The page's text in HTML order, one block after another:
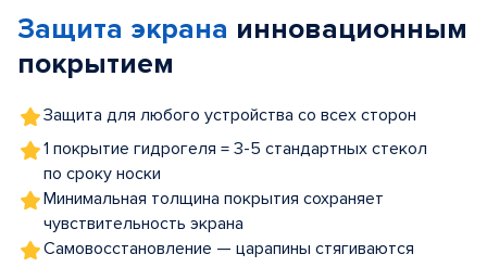
5
Защита экрана инновационным
покрытием
Защита для любого устройства со всех сторон
1 покрытие гидрогеля = 3-5 стандартных стекол
по сроку носки
Минимальная толщина покрытия сохраняет
чувствительность экрана
Самовосстановление — царапины стягиваются